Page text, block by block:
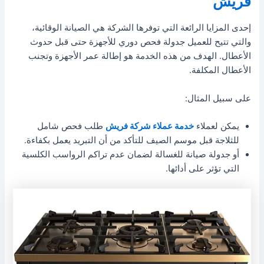
إحدى المزايا الرائعة التي توفرها الشركة هي الصيانة الوقائية،
والتي تتيح للعميل جدولة فحص دوري للأجهزة حتى قبل حدوث
الأعطال. الهدف من هذه الخدمة هو إطالة عمر الأجهزة وتجنب
الأعطال المكلفة.
على سبيل المثال:
يمكن لعملاءخدمة عملاء شركة فريش طلب فحص شامل
للثلاجة قبل موسم الصيف للتأكد من أن التبريد يعمل بكفاءة.
أو جدولة صيانة للغسالة لضمان عدم تراكم الرواسب الكلسية
التي تؤثر على أدائها.